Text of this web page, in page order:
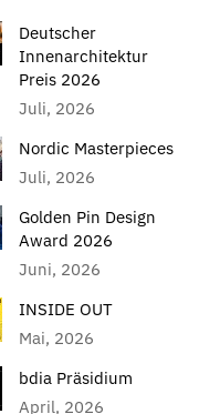
Deutscher
Innenarchitektur
Preis 2026
Juli, 2026
Nordic Masterpieces
Juli, 2026
Golden Pin Design
Award 2026
Juni, 2026
INSIDE OUT
Mai, 2026
bdia Präsidium
April, 2026